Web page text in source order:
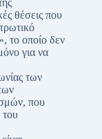
θέσεις που
το οποίο δεν
για να
των
που